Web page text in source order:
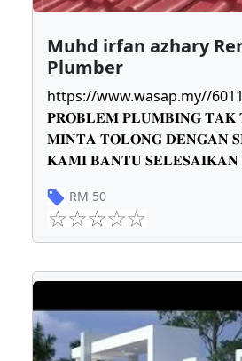
Muhd irfan azhary
Plumber
https://www.wasap.my//
𝐏𝐑𝐎𝐁𝐋𝐄𝐌 𝐏𝐋𝐔𝐌𝐁𝐈𝐍𝐆 𝐓𝐀𝐊
𝐌𝐈𝐍𝐓𝐀 𝐓𝐎𝐋𝐎𝐍𝐆 𝐃𝐄𝐍𝐆𝐀𝐍
𝐊𝐀𝐌𝐈 𝐁𝐀𝐍𝐓𝐔
RM 50